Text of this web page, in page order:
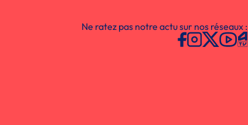
Ne ratez pas notre actu sur nos réseaux :